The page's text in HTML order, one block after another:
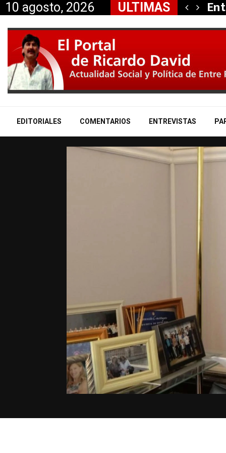
10 agosto, 2026 ULTIMAS
a Mauricio «Palito»…
EDITORIALES COMENTARIOS ENTREVISTAS